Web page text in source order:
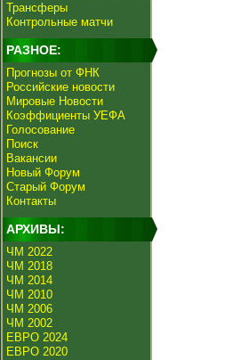
Трансферы
Контрольные матчи
РАЗНОЕ:
Прогнозы от ФНК
Российские новости
Мировые Новости
Коэффициенты УЕФА
Голосование
Поиск
Вакансии
Новый Форум
Старый Форум
Контакты
АРХИВЫ:
ЧМ 2022
ЧМ 2018
ЧМ 2014
ЧМ 2010
ЧМ 2006
ЧМ 2002
ЕВРО 2024
ЕВРО 2020